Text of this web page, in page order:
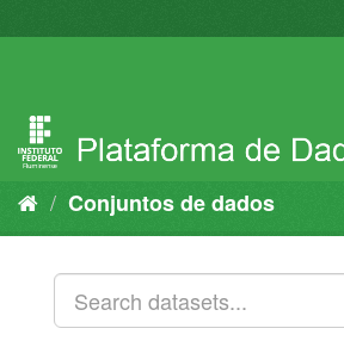
para
Conjuntos de dados